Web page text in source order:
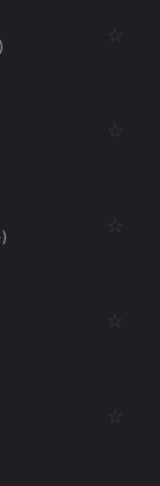
☆
☆
☆
☆
☆